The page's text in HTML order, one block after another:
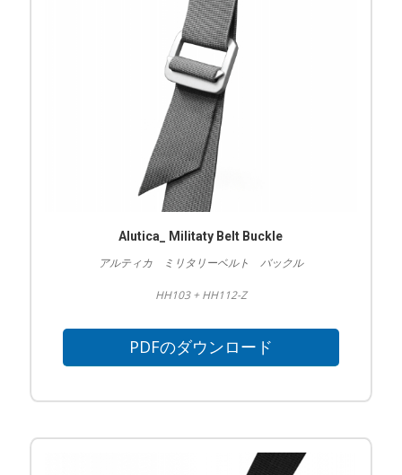
Alutica_ Militaty Belt Buckle
アルティカ ミリタリーベルト バックル
HH103 + HH112-Z
PDFのダウンロード